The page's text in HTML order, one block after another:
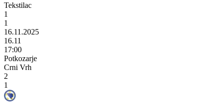
Tekstilac
1
1
16.11.2025
16.11
17:00
Potkozarje
Crni Vrh
2
1